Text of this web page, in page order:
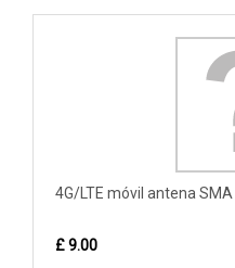
4G/LTE móvil antena
£ 9.00